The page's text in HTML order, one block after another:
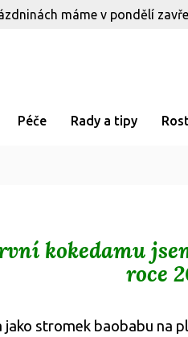
máme v pondělí
Péče Rady a tipy
kokedamu
roce
jako stromek baobabu na